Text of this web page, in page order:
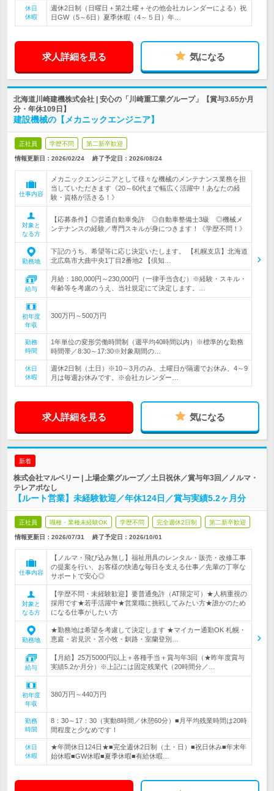
休日
休暇
週休2日制（日曜日＋第2土曜＋その他会社カレンダーによる）祝
日GW（5～6日）夏季休暇（4～５日）年…
求人詳細を見る 気になる
北海道川崎建機株式会社 | 安心の「川崎重工業グループ」【賞与3.65か月
分・年休109日】
建設機械の【メカニックエンジニア】
正社員 学歴不問 第二新卒歓迎
情報更新日：2026/02/24 終了予定日： 2026/08/24
仕事内容
メカニックエンジニアとして様々な機械のメンテナンス業務を担
当していただきます《20～60代まで幅広く活躍中！あなたの経
験・資格が活きる！》
対象と
なる方
【応募条件】◎普通自動車免許 ◎自動車整備士3級 ◎機械メ
ンテナンスの経験／専門スキルが身につきます！《学歴不問！》
勤務地
下記のうち、希望等に応じ決定いたします。 【札幌支店】北海道
北広島市大曲中央1丁目2番地2 【倶知…
給与
月給：180,000円～230,000円（一律手当含む）※経験・スキル・
年齢等を考慮のうえ、当社規定にて決定します。…
初年度
年収
300万円～500万円
勤務
時間
1年単位の変形労働時間制（週平均40時間以内）※標準的な勤務
時間帯／8:30～17:30※対象期間の…
休日
休暇
週休2日制（土日）※10～3月のみ、土曜日が隔週でお休み、4～9
月は毎週お休みです。※会社カレンダー…
求人詳細を見る 気になる
新着
株式会社マルベリー | 上場企業グループ／土日祝休／賞与年3回／ノルマ・
テレアポなし
【ルート営業】未経験歓迎／年休124日／賞与実績5.2ヶ月分
正社員 職種・業種未経験OK 学歴不問 完全週休2日制 第二新卒歓迎
情報更新日：2026/07/31 終了予定日： 2026/10/01
仕事内容
【ノルマ・飛び込み無し】福祉用具のレンタル・販売・改修工事
の提案を行い、お客様の快適な毎日を支える仕事／先輩の丁寧な
サポートで安心◎
対象と
なる方
【学歴不問・未経験歓迎】要普通免許（AT限定可）★人柄重視の
採用です★若手活躍中★営業職に挑戦してみたい方★誰かのため
になる仕事がしたい方
勤務地
★勤務地は希望を考慮して決定します ★マイカー通勤OK 札幌・
恵庭・岩見沢・苫小牧・釧路・室蘭登別…
給与
【月給】25万5000円以上＋各種手当＋賞与年3回（★昨年度賞与
実績5.2か月分）※上記には固定残業代（20時間分／…
初年度
年収
380万円～440万円
勤務
時間
8：30～17：30（実動8時間／休憩60分）■月平均残業時間は20時
間程度と少なめです！
休日
休暇
★年間休日124日★■完全週休2日制（土・日）■祝日休み■年末年
始休暇■GW休暇■夏季休暇■有給休暇…